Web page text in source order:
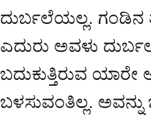
ದುರ್ಬಲೆಯಲ್ಲ. ಗಂಡಿನ
ಎದುರು ಅವಳು
ಬದುಕುತ್ತಿರುವ
ಬಳಸುವಂತಿಲ್ಲ.